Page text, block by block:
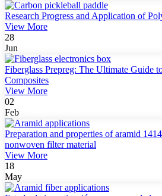
Research Progress and Application of
View More
28
Jun
Fiberglass Prepreg: The Ultimate Guide
Composites
View More
02
Feb
Preparation and properties of aramid
nonwoven filter material
View More
18
May